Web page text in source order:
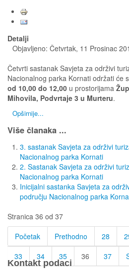
Detalji
Objavljeno: Četvrtak, 11 Prosinac
Četvrti sastanak Savjeta za održivi
Nacionalnog parka Kornati održati će
od 10,00 do 12,00 u prostorijama
Mihovila, Podvrtaje 3 u Murteru.
Opširnije...
Više članaka ...
3. sastanak Savjeta za održivi
Nacionalnog parka Kornati
2. Sastanak Savjeta za održivi
Nacionalnog parka Kornati
Inicijalni sastanka Savjeta za
području Nacionalnog parka
Stranica 36 od 37
Početak
Prethodno 28
33
34 35 36 37
Kontakt podaci